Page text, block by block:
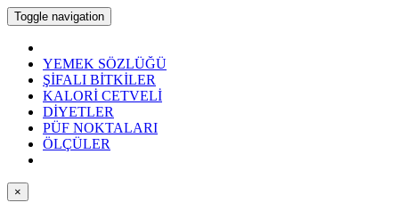
Toggle navigation
YEMEK SÖZLÜĞÜ
ŞİFALI BİTKİLER
KALORİ CETVELİ
DİYETLER
PÜF NOKTALARI
ÖLÇÜLER
×